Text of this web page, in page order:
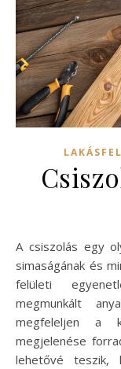
A csiszolás egy olyan eljárás, amelynek célja a felületek
simaságának és
felületi
megmunkált
megfeleljen a
megjelenése
lehetővé teszik,